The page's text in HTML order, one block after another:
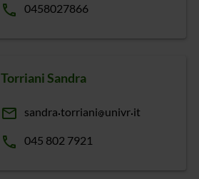
phone 0458027866
Torriani Sandra
email sandra torriani univr it
phone 045 802 7921